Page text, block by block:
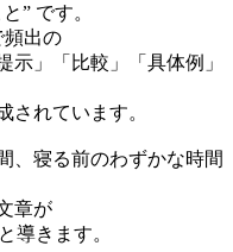
” です。
頻出の
示」「比較」「具体例」
されています。
、寝る前のわずかな時間
章が
導きます。